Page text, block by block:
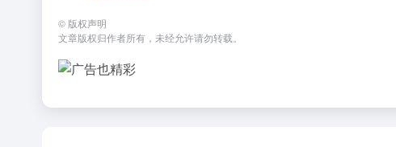
© 版权声明
文章版权归作者所有，未经允许请勿转载。